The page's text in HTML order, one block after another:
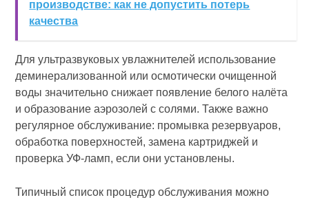
производстве: как не допустить потерь
качества
Для ультразвуковых увлажнителей использование
деминерализованной или осмотически очищенной
воды значительно снижает появление белого налёта
и образование аэрозолей с солями. Также важно
регулярное обслуживание: промывка резервуаров,
обработка поверхностей, замена картриджей и
проверка УФ-ламп, если они установлены.
Типичный список процедур обслуживания можно